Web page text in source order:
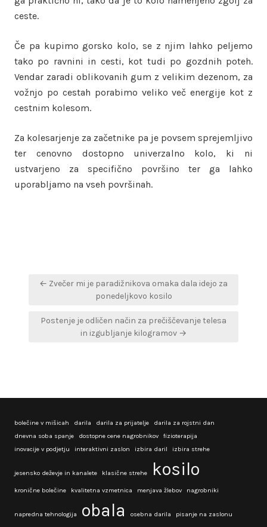
ceste.
Če pa kupimo gorsko kolo, se z njim lahko peljemo
tako po ravnini in cesti, kot tudi po gozdnih poteh.
Vendar zaradi oblikovanih gum z velikim dezenom, za
vožnjo po cestah porabimo veliko več energije kot z
cestnim kolesom.
Za kolesarjenje za začetnike pa je povsem sprejemljivo
ter cenovno dostopno univerzalno kolo, ki ni
ustvarjeno za specifično površino ter ga lahko
uporabljamo na vseh površinah.
Navigacija
← Zvečer mi je paradižnikova omaka dala idejo za
ponedeljkovo kosilo
Postenje je odličen način za prečiščevanje telesa
in izgubljanje kilogramov →
bolečine v mišicah darila darila za prijatelje
darila za rojstni dan
dnevna soba spanje
dostopne cene nagrobnikov
fizioterapija
inovacije v podjetju
interaktivni zaslon izbira daril izbira strehe
jesensko deževje in kanalete klasične strehe kosilo
kronične bolečine kvalitetna vzmetnica menjava žlebov nagrobniki
napredna tehnologija obala osebna darila pisanje na zaslonu